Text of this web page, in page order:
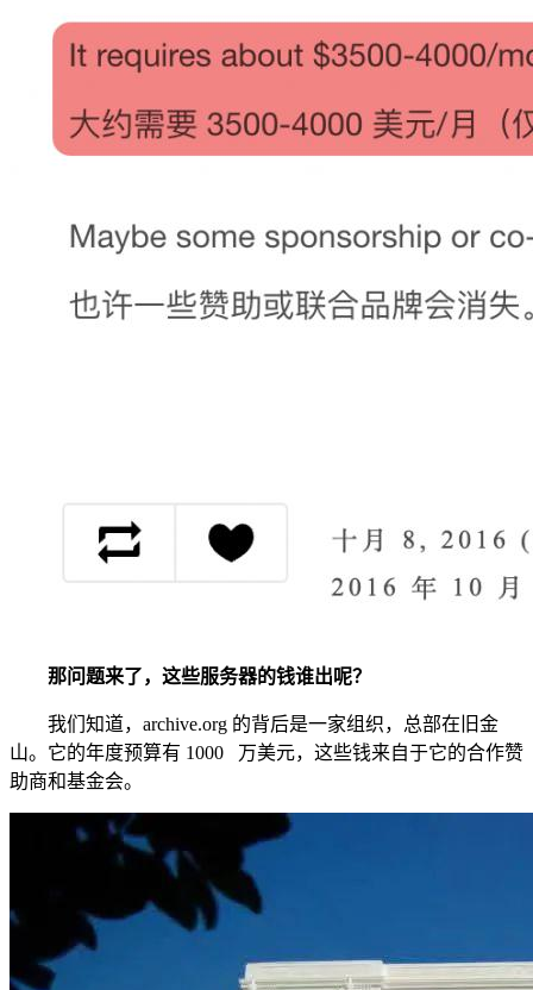
那问题来了，这些服务器的钱谁出呢？
我们知道，archive.org 的背后是一家组织，总部在旧金
山。它的年度预算有 1000 万美元，这些钱来自于它的合作赞
助商和基金会。